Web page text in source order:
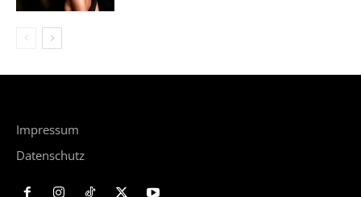
Impressum
Datenschutz